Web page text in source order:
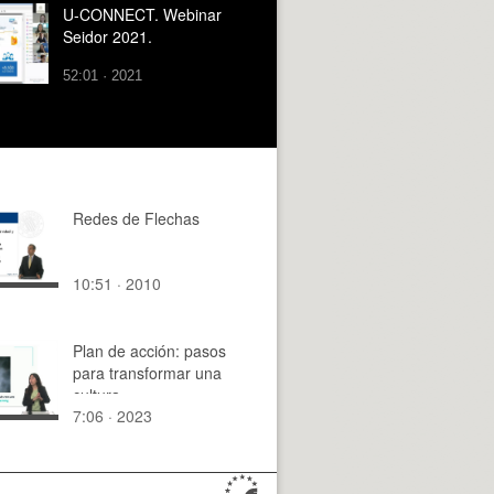
U-CONNECT. Webinar
Seidor 2021.
52:01 · 2021
Redes de Flechas
10:51 · 2010
Plan de acción: pasos
para transformar una
cultura
7:06 · 2023